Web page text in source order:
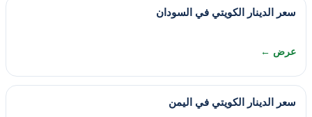
سعر الدينار الكويتي في السودان
عرض ←
سعر الدينار الكويتي في اليمن